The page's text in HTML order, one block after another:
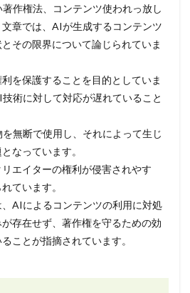
著作権法、コンテンツ使われっ放し
章では、AIが生成するコンテンツ
その限界について論じられていま
を保護することを目的としていま
術に対して対応が遅れていること
無断で使用し、それによって生じ
なっています。
エイターの権利が侵害されやす
ています。
AIによるコンテンツの利用に対処
存在せず、著作権を守るための効
ことが指摘されています。